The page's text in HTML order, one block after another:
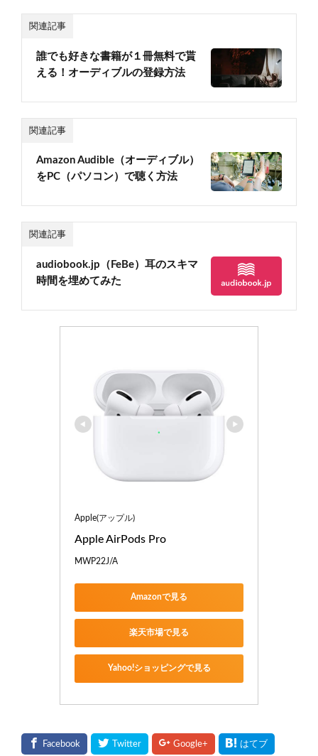
関連記事
誰でも好きな書籍が１冊無料で貰
える！オーディブルの登録方法
関連記事
Amazon Audible（オーディブル）
をPC（パソコン）で聴く方法
関連記事
audiobook.jp（FeBe）耳のスキマ
時間を埋めてみた
Apple(アップル)
Apple AirPods Pro
MWP22J/A
Amazonで見る
楽天市場で見る
Yahoo!ショッピングで見る